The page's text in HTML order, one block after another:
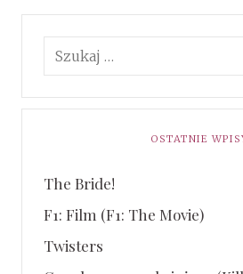
OSTATNIE
The Bride!
F1: Film (F1: The Movie)
Twisters